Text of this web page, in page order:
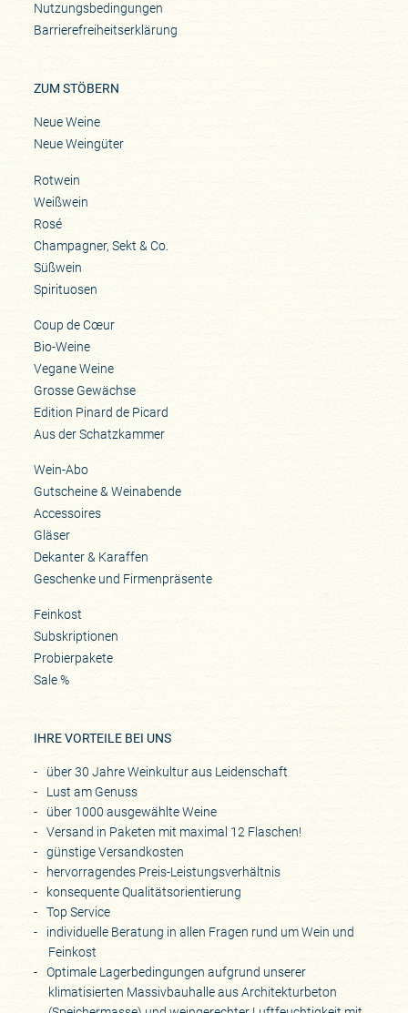
Nutzungsbedingungen
Barrierefreiheitserklärung
ZUM STÖBERN
Neue Weine
Neue Weingüter
Rotwein
Weißwein
Rosé
Champagner, Sekt & Co.
Süßwein
Spirituosen
Coup de Cœur
Bio-Weine
Vegane Weine
Grosse Gewächse
Edition Pinard de Picard
Aus der Schatzkammer
Wein-Abo
Gutscheine & Weinabende
Accessoires
Gläser
Dekanter & Karaffen
Geschenke und Firmenpräsente
Feinkost
Subskriptionen
Probierpakete
Sale %
IHRE VORTEILE BEI UNS
über 30 Jahre Weinkultur aus Leidenschaft
Lust am Genuss
über 1000 ausgewählte Weine
Versand in Paketen mit maximal 12 Flaschen!
günstige Versandkosten
hervorragendes Preis-Leistungsverhältnis
konsequente Qualitätsorientierung
Top Service
individuelle Beratung in allen Fragen rund um Wein und
Feinkost
Optimale Lagerbedingungen aufgrund unserer
klimatisierten Massivbauhalle aus Architekturbeton